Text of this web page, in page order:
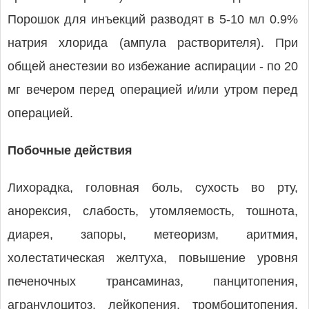
Порошок для инъекций разводят в 5-10 мл 0.9%
натрия хлорида (ампула растворителя). При
общей анестезии во избежание аспирации - по 20
мг вечером перед операцией и/или утром перед
операцией.
Побочные действия
Лихорадка, головная боль, сухость во рту,
анорексия, слабость, утомляемость, тошнота,
диарея, запоры, метеоризм, аритмия,
холестатическая желтуха, повышение уровня
печеночных трансаминаз, панцитопения,
агранулоцитоз, лейкопения, тромбоцитопения,